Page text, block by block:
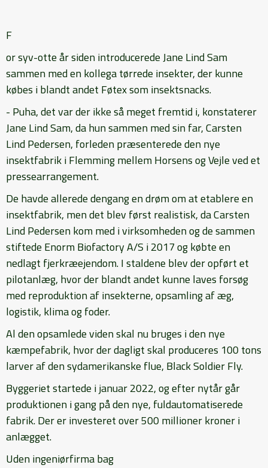
F
or syv-otte år siden introducerede Jane Lind Sam
sammen med en kollega tørrede insekter, der kunne
købes i blandt andet Føtex som insektsnacks.
- Puha, det var der ikke så meget fremtid i, konstaterer
Jane Lind Sam, da hun sammen med sin far, Carsten
Lind Pedersen, forleden præsenterede den nye
insektfabrik i Flemming mellem Horsens og Vejle ved et
pressearrangement.
De havde allerede dengang en drøm om at etablere en
insektfabrik, men det blev først realistisk, da Carsten
Lind Pedersen kom med i virksomheden og de sammen
stiftede Enorm Biofactory A/S i 2017 og købte en
nedlagt fjerkræejendom. I staldene blev der opført et
pilotanlæg, hvor der blandt andet kunne laves forsøg
med reproduktion af insekterne, opsamling af æg,
logistik, klima og foder.
Al den opsamlede viden skal nu bruges i den nye
kæmpefabrik, hvor der dagligt skal produceres 100 tons
larver af den sydamerikanske flue, Black Soldier Fly.
Byggeriet startede i januar 2022, og efter nytår går
produktionen i gang på den nye, fuldautomatiserede
fabrik. Der er investeret over 500 millioner kroner i
anlægget.
Uden ingeniørfirma bag